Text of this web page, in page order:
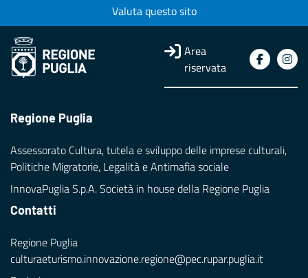
Valuta questo sito
Area
riservata
Regione Puglia
Assessorato Cultura, tutela e sviluppo delle imprese culturali,
Politiche Migratorie, Legalità e Antimafia sociale
InnovaPuglia S.p.A. Società in house della Regione Puglia
Contatti
Regione Puglia
culturaeturismo.innovazione.regione@pec.rupar.puglia.it